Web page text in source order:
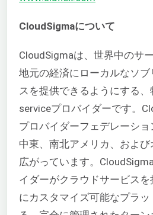
CloudSigmaについて
CloudSigmaは、世界中のサ
地元の経済にローカルなソ
スを提供できるようにする
serviceプロバイダーです。
プロバイダーフェデレーショ
中東、南北アメリカ、およ
広がっています。
イダーがクラウドサービス
にカスタマイズ可能なプラ